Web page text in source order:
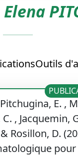
Elena
Outils
E. ,
, Jacquemin,
Rosillon, D.
pour